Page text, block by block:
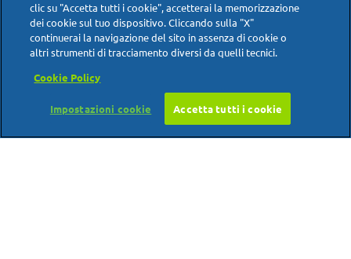
Malgrado i numerosi nutrienti contenuti nel pepe, è
la presenza di piperina a rendere controindicata
l’assunzione di pepe. Perché? Lapiperinaè un
alcaloide (una sostanza organica di origine vegetale)
alla quale sono attribuite numerose proprietà, tra
cui quella di favorire digestione e attività
intestinale.
Scarica i consigli in pdf
clic su "Accetta tutti i cookie", accetterai la memorizzazione
dei cookie sul tuo dispositivo. Cliccando sulla "X"
continuerai la navigazione del sito in assenza di cookie o
altri strumenti di tracciamento diversi da quelli tecnici.
Cookie Policy
Impostazioni cookie Accetta tutti i cookie